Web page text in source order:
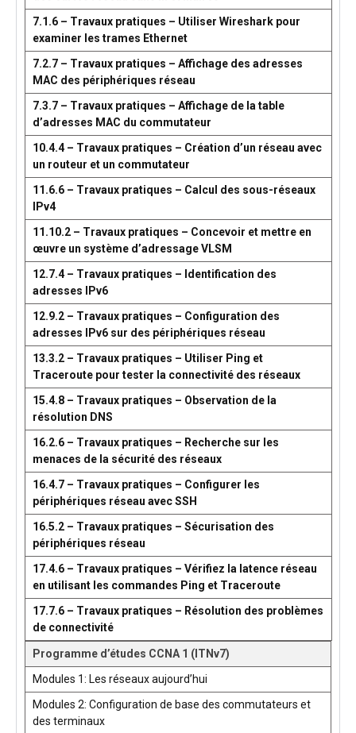
7.1.6 – Travaux pratiques – Utiliser Wireshark pour
examiner les trames Ethernet
7.2.7 – Travaux pratiques – Affichage des adresses
MAC des périphériques réseau
7.3.7 – Travaux pratiques – Affichage de la table
d’adresses MAC du commutateur
10.4.4 – Travaux pratiques – Création d’un réseau avec
un routeur et un commutateur
11.6.6 – Travaux pratiques – Calcul des sous-réseaux
IPv4
11.10.2 – Travaux pratiques – Concevoir et mettre en
œuvre un système d’adressage VLSM
12.7.4 – Travaux pratiques – Identification des
adresses IPv6
12.9.2 – Travaux pratiques – Configuration des
adresses IPv6 sur des périphériques réseau
13.3.2 – Travaux pratiques – Utiliser Ping et
Traceroute pour tester la connectivité des réseaux
15.4.8 – Travaux pratiques – Observation de la
résolution DNS
16.2.6 – Travaux pratiques – Recherche sur les
menaces de la sécurité des réseaux
16.4.7 – Travaux pratiques – Configurer les
périphériques réseau avec SSH
16.5.2 – Travaux pratiques – Sécurisation des
périphériques réseau
17.4.6 – Travaux pratiques – Vérifiez la latence réseau
en utilisant les commandes Ping et Traceroute
17.7.6 – Travaux pratiques – Résolution des problèmes
de connectivité
Programme d’études CCNA 1 (ITNv7)
Modules 1: Les réseaux aujourd’hui
Modules 2: Configuration de base des commutateurs et
des terminaux